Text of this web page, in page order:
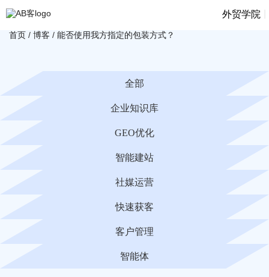
外贸学院
首页 / 博客 / 能否使用我方指定的包装方式？
全部
企业知识库
GEO优化
智能建站
社媒运营
快速获客
客户管理
智能体